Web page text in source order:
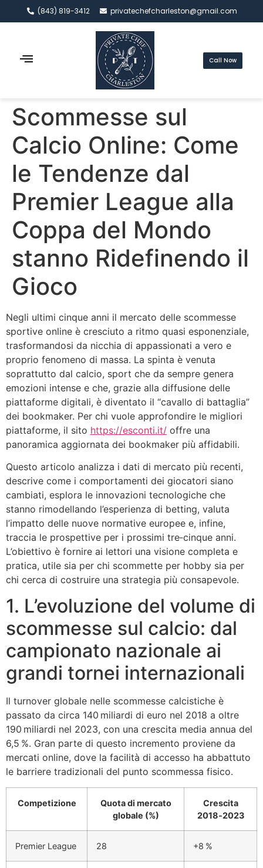
(843) 819-3412 privatechefcharleston@gmail.com
Call Now
Scommesse sul
Calcio Online: Come
le Tendenze dal
Premier League alla
Coppa del Mondo
stanno Ridefinendo il
Gioco
Negli ultimi cinque anni il mercato delle scommesse
sportive online è cresciuto a ritmo quasi esponenziale,
trasformandosi da nicchia di appassionati a vero e
proprio fenomeno di massa. La spinta è venuta
soprattutto dal calcio, sport che da sempre genera
emozioni intense e che, grazie alla diffusione delle
piattaforme digitali, è diventato il “cavallo di battaglia”
dei bookmaker. Per chi vuole approfondire le migliori
piattaforme, il sito https://esconti.it/ offre una
panoramica aggiornata dei bookmaker più affidabili.
Questo articolo analizza i dati di mercato più recenti,
descrive come i comportamenti dei giocatori siano
cambiati, esplora le innovazioni tecnologiche che
stanno rimodellando l’esperienza di betting, valuta
l’impatto delle nuove normative europee e, infine,
traccia le prospettive per i prossimi tre‑cinque anni.
L’obiettivo è fornire ai lettori una visione completa e
pratica, utile sia per chi scommette per hobby sia per
chi cerca di costruire una strategia più consapevole.
1. L’evoluzione del volume di
scommesse sul calcio: dal
campionato nazionale ai
grandi tornei internazionali
Il turnover globale nelle scommesse calcistiche è
passato da circa 140 miliardi di euro nel 2018 a oltre
190 miliardi nel 2023, con una crescita media annua del
6,5 %. Gran parte di questo incremento proviene da
mercati online, dove la facilità di accesso ha abbattuto
le barriere tradizionali del punto scommessa fisico.
Competizione
Quota di mercato
globale (%)
Crescita
2018‑2023
Premier League 28 +8 %